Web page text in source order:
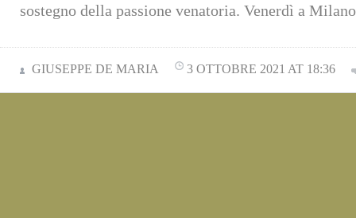
sostegno della passione venatoria. Venerdì a
GIUSEPPE DE MARIA 3 OTTOBRE 2021 AT 18:36